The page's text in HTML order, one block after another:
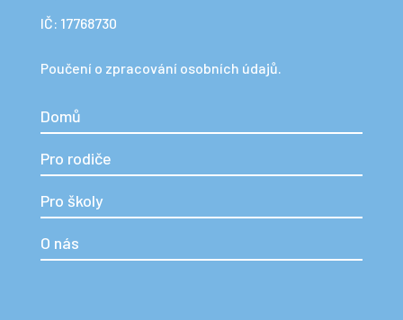
IČ: 17768730
Poučení o zpracování osobních údajů.
Domů
Pro rodiče
Pro školy
O nás